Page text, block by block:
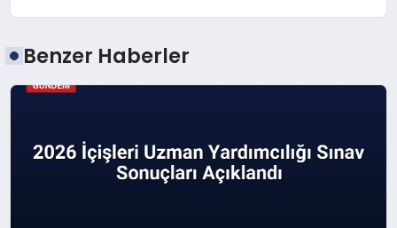
Benzer Haberler